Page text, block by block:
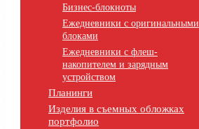
Бизнес-блокноты
Ежедневники с оригинальными
блоками
Ежедневники с флеш-
накопителем и зарядным
устройством
Планинги
Изделия в съемных обложках
портфолио